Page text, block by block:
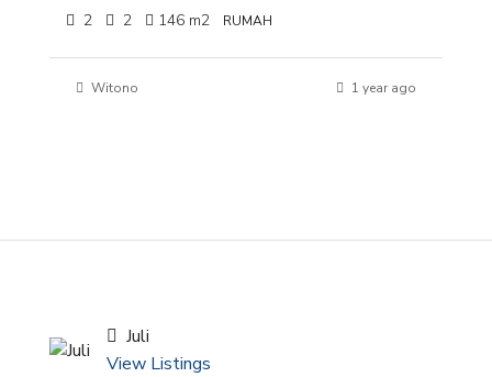
2 2 146 m2 RUMAH
Witono 1 year ago
Juli
View Listings